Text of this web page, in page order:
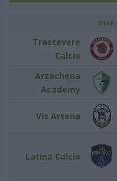
Trastevere
Calcio
Arzachena
Academy
Vis Artena
Latina Calcio